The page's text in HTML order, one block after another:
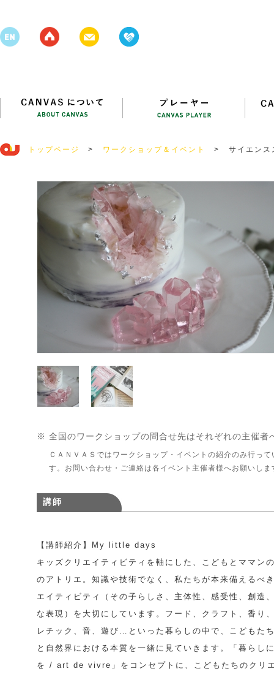
トップページ > ワークショップ＆イベント > サイエンス
※ 全国のワークショップの問合せ先はそれぞれの主催者
ＣＡＮＶＡＳではワークショップ・イベントの紹介のみ行って
す。お問い合わせ・ご連絡は各イベント主催者様へお願いしま
講師
【講師紹介】My little days
キッズクリエイティビティを軸にした、こどもとママン
のアトリエ。知識や技術でなく、私たちが本来備えるべ
エイティビティ（その子らしさ、主体性、感受性、創造
な表現）を大切にしています。フード、クラフト、香り
レチック、音、遊び…といった暮らしの中で、こどもた
と自然界における本質を一緒に見ていきます。「暮らし
を / art de vivre」をコンセプトに、こどもたちのクリ